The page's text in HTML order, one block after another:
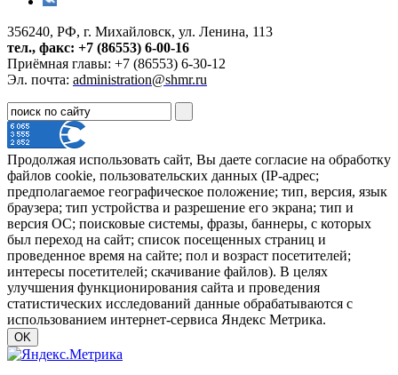
356240, РФ, г. Михайловск, ул. Ленина, 113
тел., факс: +7 (86553) 6-00-16
Приёмная главы: +7 (86553) 6-30-12
Эл. почта: administration@shmr.ru
Продолжая использовать сайт, Вы даете согласие на обработку
файлов cookie, пользовательских данных (IP-адрес;
предполагаемое географическое положение; тип, версия, язык
браузера; тип устройства и разрешение его экрана; тип и
версия ОС; поисковые системы, фразы, баннеры, с которых
был переход на сайт; список посещенных страниц и
проведенное время на сайте; пол и возраст посетителей;
интересы посетителей; скачивание файлов). В целях
улучшения функционирования сайта и проведения
статистических исследований данные обрабатываются с
использованием интернет-сервиса Яндекс Метрика.
OK